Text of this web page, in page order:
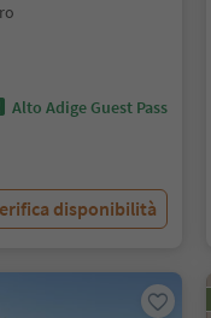
Alto Adige Guest Pass
disponibilità